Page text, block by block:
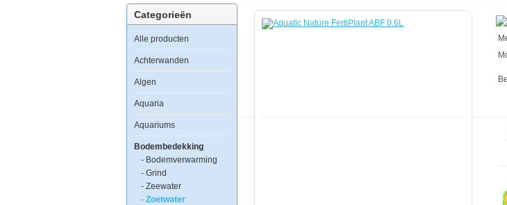
Categorieën
Alle producten
Achterwanden
Algen
Aquaria
Aquariums
Bodembedekking
- Bodemverwarming
- Grind
- Zeewater
- Zoetwater
Aquatic
Nature
FertiPlant
Aquatic